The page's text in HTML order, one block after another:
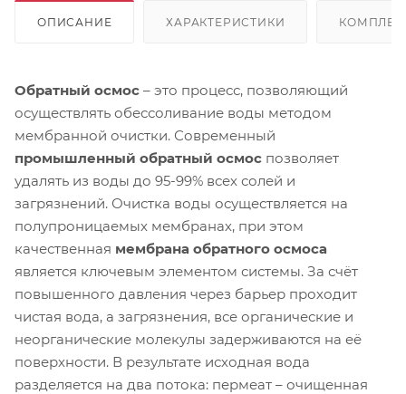
ОПИСАНИЕ ХАРАКТЕРИСТИКИ
Обратный осмос – это процесс, позволяющий
осуществлять обессоливание воды методом
мембранной очистки. Современный
промышленный обратный осмос позволяет
удалять из воды до 95-99% всех солей и
загрязнений. Очистка воды осуществляется на
полупроницаемых мембранах, при этом
качественная мембрана обратного осмоса
является ключевым элементом системы. За счёт
повышенного давления через барьер проходит
чистая вода, а загрязнения, все органические и
неорганические молекулы задерживаются на её
поверхности. В результате исходная вода
разделяется на два потока: пермеат – очищенная